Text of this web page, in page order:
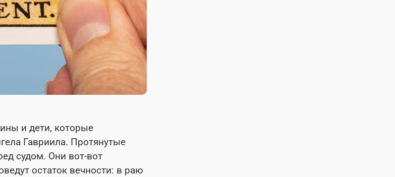
и дети, которые
Гавриила. Протянутые
судом. Они вот-вот
остаток вечности: в раю